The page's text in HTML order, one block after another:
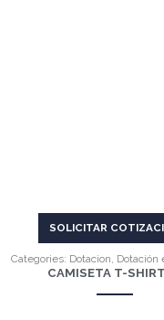
SOLICITAR
Categories: Dotacion, Dotación
CAMISETA T-